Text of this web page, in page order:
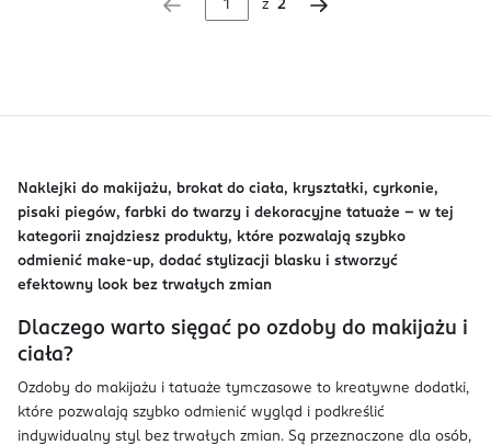
z 2
Naklejki do makijażu, brokat do ciała, kryształki, cyrkonie,
pisaki piegów, farbki do twarzy i dekoracyjne tatuaże - w tej
kategorii znajdziesz produkty, które pozwalają szybko
odmienić make-up, dodać stylizacji blasku i stworzyć
efektowny look bez trwałych zmian
Dlaczego warto sięgać po ozdoby do makijażu i
ciała?
Ozdoby do makijażu i tatuaże tymczasowe to kreatywne dodatki,
które pozwalają szybko odmienić wygląd i podkreślić
indywidualny styl bez trwałych zmian. Są przeznaczone dla osób,